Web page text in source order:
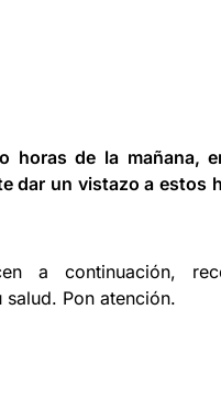
horas de la mañana,
dar un vistazo a estos
a continuación,
Pon atención.